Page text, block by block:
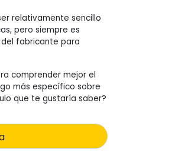
relativamente sencillo
pero siempre es
fabricante para
comprender mejor el
más específico sobre
que te gustaría saber?